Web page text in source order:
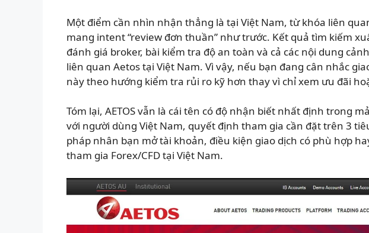
Một điểm cần nhìn nhận thẳng là tại Việt Nam, từ khóa liên
mang intent “review đơn thuần” như trước. Kết quả tìm kiếm
đánh giá broker, bài kiểm tra độ an toàn và cả các nội dung
liên quan Aetos tại Việt Nam. Vì vậy, nếu bạn đang cân nhắc
này theo hướng kiểm tra rủi ro kỹ hơn thay vì chỉ xem ưu đãi
Tóm lại, AETOS vẫn là cái tên có độ nhận biết nhất định trong
với người dùng Việt Nam, quyết định tham gia cần đặt trên 3
pháp nhân bạn mở tài khoản, điều kiện giao dịch có phù hợp
tham gia Forex/CFD tại Việt Nam.